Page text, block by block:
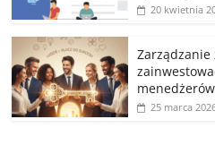
20 kwietnia
Zarządzanie
25 marca